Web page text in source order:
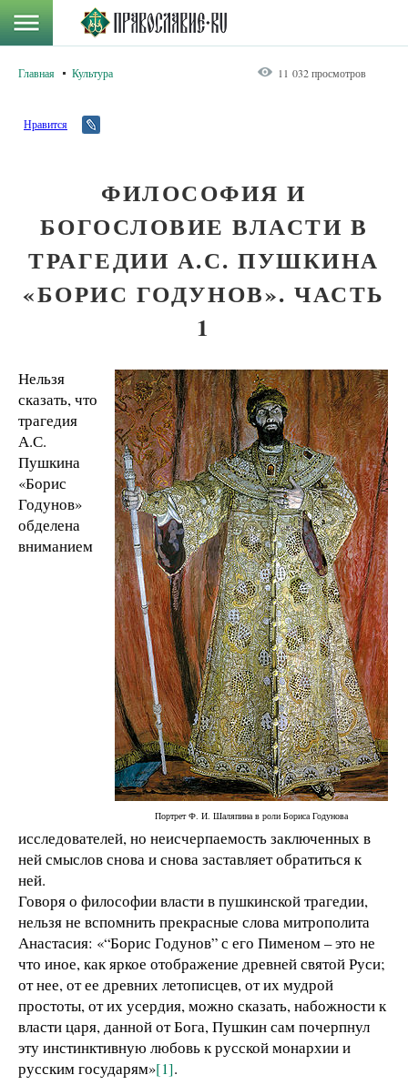
Главная Культура 11 032 просмотров
Нравится
ФИЛОСОФИЯ И
БОГОСЛОВИЕ ВЛАСТИ В
ТРАГЕДИИ А.С. ПУШКИНА
«БОРИС ГОДУНОВ». ЧАСТЬ
1
Портрет Ф. И. Шаляпина в роли Бориса Годунова
Нельзя
сказать, что
трагедия
А.С.
Пушкина
«Борис
Годунов»
обделена
вниманием
исследователей, но неисчерпаемость заключенных в
ней смыслов снова и снова заставляет обратиться к
ней.
Говоря о философии власти в пушкинской трагедии,
нельзя не вспомнить прекрасные слова митрополита
Анастасия: «“Борис Годунов” с его Пименом – это не
что иное, как яркое отображение древней святой Руси;
от нее, от ее древних летописцев, от их мудрой
простоты, от их усердия, можно сказать, набожности к
власти царя, данной от Бога, Пушкин сам почерпнул
эту инстинктивную любовь к русской монархии и
русским государям»[1].